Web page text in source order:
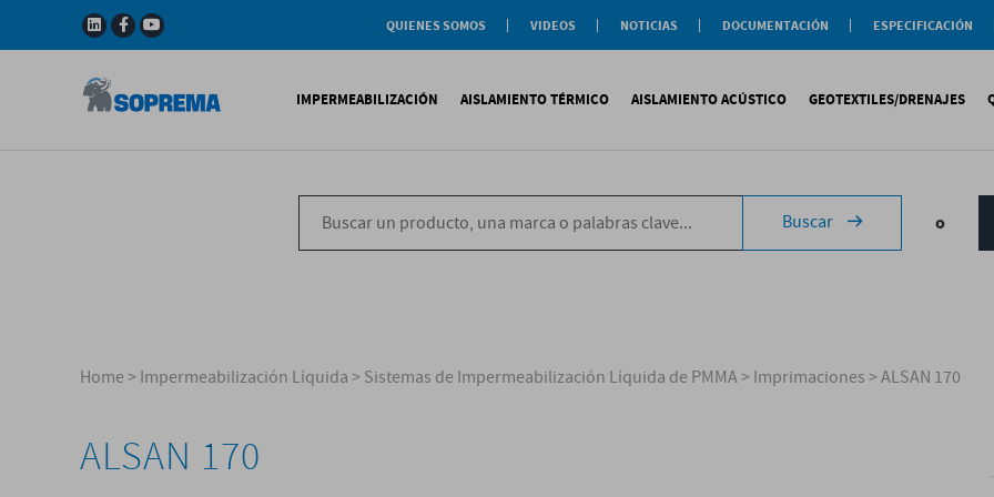
QUIENES SOMOS
VIDEOS
NOTICIAS
DOCUMENTACIÓN
Documentación General
ESPECIFICACIÓN
Certificaciones
IMPERMEABILIZACIÓN
Impermeabilización Bituminosa
Impermeabilización Sintética
Impermeabilización Líquida
AISLAMIENTO TÉRMICO
XPS
Texlosa
PIR
AISLAMIENTO ACÚSTICO
Tecsound®
Texfon
Texsilen
Auxiliares
GEOTEXTILES/DRENAJES
Geotextiles
Drenajes
Buscar o
Home>Impermeabilización Líquida>Sistemas de Impermeabilización Líquida de PMMA>Imprimaciones>ALSAN 170
ALSAN 170